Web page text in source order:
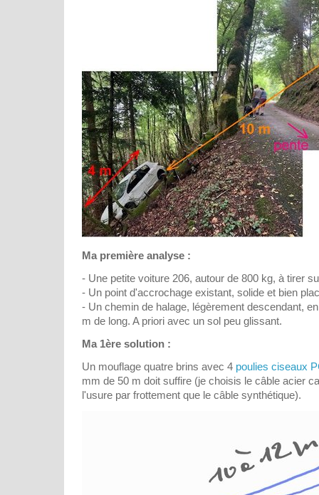
Ma première analyse :
- Une petite voiture 206, autour de 800 kg, à tirer
- Un point d'accrochage existant, solide et bien
- Un chemin de halage, légèrement descendant,
m de long. A priori avec un sol peu glissant.
Ma 1ère solution :
Un mouflage quatre brins avec 4 poulies ciseaux
mm de 50 m doit suffire (je choisis le câble acier
l'usure par frottement que le câble synthétique).